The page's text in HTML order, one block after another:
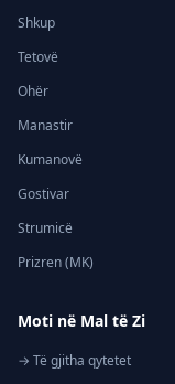
Shkup
Tetovë
Ohër
Manastir
Kumanovë
Gostivar
Strumicë
Prizren (MK)
Moti në Mal të Zi
→ Të gjitha qytetet